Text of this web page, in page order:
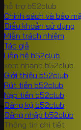
hỗ trợ b52club
Chính sách và bảo
Điều khoản sử dụng
Miễn trách nhiệm
Tác giả
Liên hệ b52club
xem nhanh b52club
Giới thiệu b52club
Rút tiền b52club
Nạp tiền b52club
Đăng ký b52club
Đăng nhập b52club
Thông tin chi tiết